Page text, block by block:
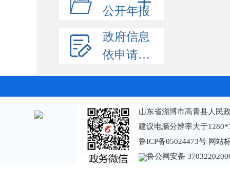
公开年报
政府信息
依申请公开
山东省淄博市高青县人民
建议电脑分辨率大于
鲁ICP备05024473号 网站
鲁公网安备